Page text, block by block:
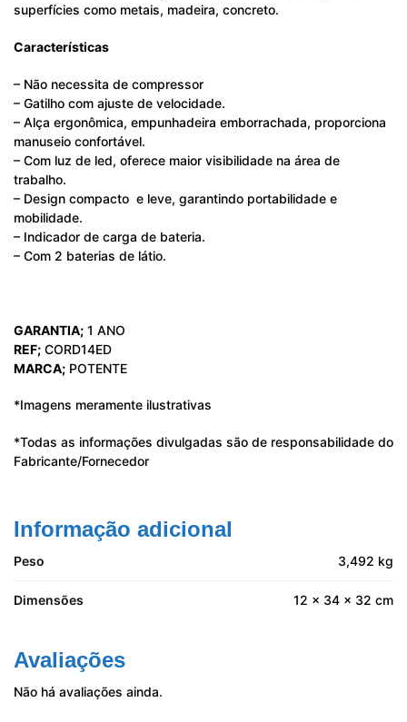
superfícies como metais, madeira, concreto.
Características
– Não necessita de compressor
– Gatilho com ajuste de velocidade.
– Alça ergonômica, empunhadeira emborrachada, proporciona
manuseio confortável.
– Com luz de led, oferece maior visibilidade na área de
trabalho.
– Design compacto e leve, garantindo portabilidade e
mobilidade.
– Indicador de carga de bateria.
– Com 2 baterias de látio.
GARANTIA; 1 ANO
REF; CORD14ED
MARCA; POTENTE
*Imagens meramente ilustrativas
*Todas as informações divulgadas são de responsabilidade do
Fabricante/Fornecedor
Informação adicional
Peso 3,492 kg
Dimensões 12 × 34 × 32 cm
Avaliações
Não há avaliações ainda.